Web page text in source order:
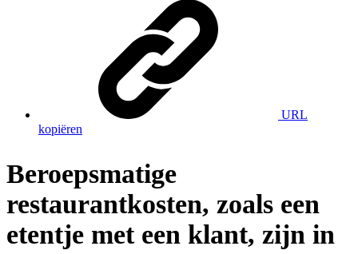
URL
kopiëren
Beroepsmatige
restaurantkosten, zoals een
etentje met een klant, zijn in